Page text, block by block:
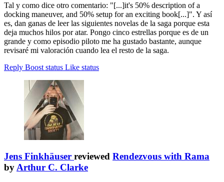
Tal y como dice otro comentario: "[...]it's 50% description of a
docking maneuver, and 50% setup for an exciting book[...]". Y así
es, dan ganas de leer las siguientes novelas de la saga porque esta
deja muchos hilos por atar. Pongo cinco estrellas porque es de un
grande y como episodio piloto me ha gustado bastante, aunque
revisaré mi valoración cuando lea el resto de la saga.
Reply Boost status Like status
Jens Finkhäuser reviewed Rendezvous with Rama
byArthur C. Clarke